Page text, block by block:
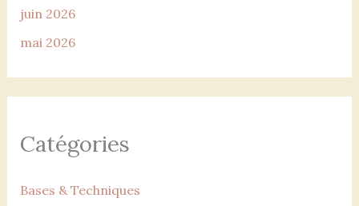
juin 2026
mai 2026
Catégories
Bases & Techniques